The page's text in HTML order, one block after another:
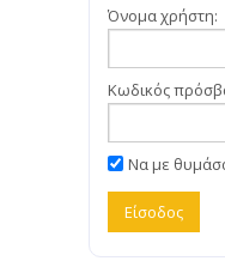
Όνομα χρήστη:
Κωδικός
Να με